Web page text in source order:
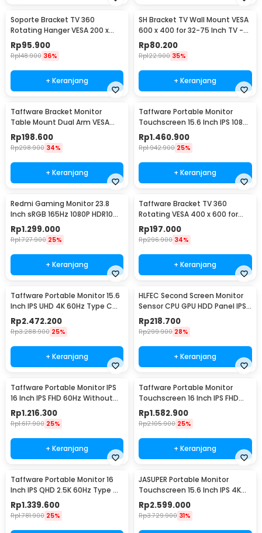
Soporte Bracket TV 360
Rotating Hanger VESA 200 x
200 14-42 Inch TV - JT-01
Rp95.900
Rp148.900 36%
+ Keranjang
SH Bracket TV Wall Mount VESA
600 x 400 for 32-75 Inch TV -
SH-65T
Rp80.200
Rp122.900 35%
+ Keranjang
Taffware Bracket Monitor
Table Mount Dual Arm VESA
100x100 13-27 Inch - KMT-2
Rp198.600
Rp298.900 34%
+ Keranjang
Taffware Portable Monitor
Touchscreen 15.6 Inch IPS 1080P
60Hz Type C - 1560MTS
Rp1.460.900
Rp1.942.900 25%
+ Keranjang
Redmi Gaming Monitor 23.8
Inch sRGB 165Hz 1080P HDR10
1ms - G24
Rp1.299.000
Rp1.727.900 25%
+ Keranjang
Taffware Bracket TV 360
Rotating VESA 400 x 600 for
32-65 Inch TV - DN06
Rp197.000
Rp296.900 34%
+ Keranjang
Taffware Portable Monitor 15.6
Inch IPS UHD 4K 60Hz Type C
Mini HDMI - SJD1505
Rp2.472.200
Rp3.288.900 25%
+ Keranjang
HLFEC Second Screen Monitor
Sensor CPU GPU HDD Panel IPS
3.5 Inch - HL-3
Rp218.700
Rp299.900 28%
+ Keranjang
Taffware Portable Monitor IPS
16 Inch IPS FHD 60Hz Without
Touchscreen - 1600XTS
Rp1.216.300
Rp1.617.900 25%
+ Keranjang
Taffware Portable Monitor
Touchscreen 16 Inch IPS FHD
60Hz Type C - 1600XTS
Rp1.582.900
Rp2.105.900 25%
+ Keranjang
Taffware Portable Monitor 16
Inch IPS QHD 2.5K 60Hz Type C
Mini HDMI - 1600XTS
Rp1.339.600
Rp1.781.900 25%
JASUPER Portable Monitor
Touchscreen 15.6 Inch IPS 4K
60Hz Type C - XW-660
Rp2.599.000
Rp3.729.900 31%